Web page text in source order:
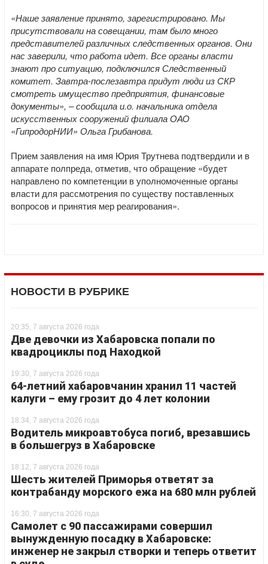
«Наше заявление принято, зарегистрировано. Мы
присутствовали на совещании, там было много
представителей различных следственных органов. Они
нас заверили, что работа идет. Все органы власти
знают про ситуацию, подключился Следственный
комитет. Завтра-послезавтра придут люди из СКР
смотреть имущество предприятия, финансовые
документы», – сообщила и.о. начальника отдела
искусственных сооружений филиала ОАО
«ГипродорНИИ» Ольга Грибанова.
Прием заявления на имя Юрия Трутнева подтвердили и в
аппарате полпреда, отметив, что обращение «будет
направлено по компетенции в уполномоченные органы
власти для рассмотрения по существу поставленных
вопросов и принятия мер реагирования».
НОВОСТИ В РУБРИКЕ
20:35, 7 августа 2026 года
Две девочки из Хабаровска попали по
квадроциклы под Находкой
19:30, 7 августа 2026 года
64-летний хабаровчанин хранил 11 частей
калуги – ему грозит до 4 лет колонии
18:34, 7 августа 2026 года
Водитель микроавтобуса погиб, врезавшись
в большегруз в Хабаровске
18:12, 7 августа 2026 года
Шесть жителей Приморья ответят за
контрабанду морского ежа на 680 млн рублей
16:30, 7 августа 2026 года
Самолет с 90 пассажирами совершил
вынужденную посадку в Хабаровске:
инженер не закрыл створки и теперь ответит